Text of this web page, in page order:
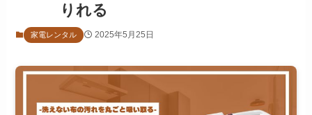
りれる
家電レンタル 2025年5月25日